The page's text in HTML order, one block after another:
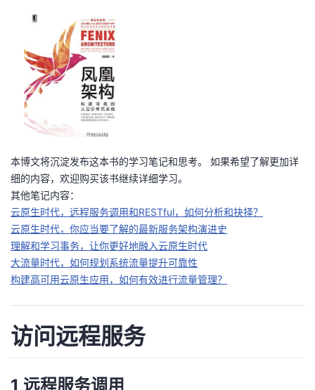
博
的
我
子
直
播
的
活
动
我
的
关
注
我
的
开
者
学
我
的
我
支
持
本博文将沉淀发布这本书的学习笔记和思考。 如果希望了解更加详
细的内容，欢迎购买该书继续详细学习。
其他笔记内容：
云原生时代，远程服务调用和RESTful，如何分析和抉择？
云原生时代，你应当要了解的最新服务架构演进史
理解和学习事务，让你更好地融入云原生时代
大流量时代，如何规划系统流量提升可靠性
构建高可用云原生应用，如何有效进行流量管理？
访问远程服务
1 远程服务调用